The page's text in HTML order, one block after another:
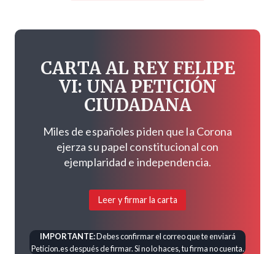
CARTA AL REY FELIPE
VI: UNA PETICIÓN
CIUDADANA
Miles de españoles piden que la Corona
ejerza su papel constitucional con
ejemplaridad e independencia.
Leer y firmar la carta
IMPORTANTE:Debes confirmar el correo que te enviará
Peticion.es después de firmar. Si no lo haces, tu firma no cuenta.